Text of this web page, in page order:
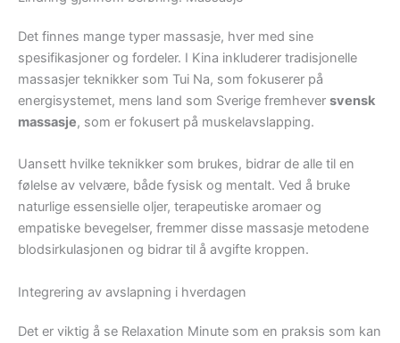
Det finnes mange typer massasje, hver med sine
spesifikasjoner og fordeler. I Kina inkluderer tradisjonelle
massasjer teknikker som Tui Na, som fokuserer på
energisystemet, mens land som Sverige fremhever svensk
massasje, som er fokusert på muskelavslapping.
Uansett hvilke teknikker som brukes, bidrar de alle til en
følelse av velvære, både fysisk og mentalt. Ved å bruke
naturlige essensielle oljer, terapeutiske aromaer og
empatiske bevegelser, fremmer disse massasje metodene
blodsirkulasjonen og bidrar til å avgifte kroppen.
Integrering av avslapning i hverdagen
Det er viktig å se Relaxation Minute som en praksis som kan